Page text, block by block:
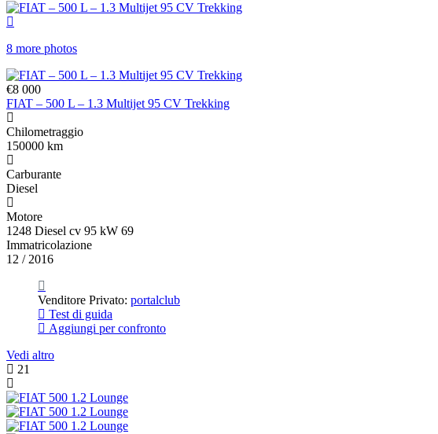
8 more photos
€8 000
FIAT – 500 L – 1.3 Multijet 95 CV Trekking
Chilometraggio
150000 km
Carburante
Diesel
Motore
1248 Diesel cv 95 kW 69
Immatricolazione
12 / 2016
Venditore Privato: portalclub
Test di guida
Aggiungi per confronto
Vedi altro
21